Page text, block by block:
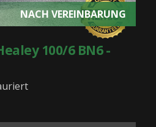
NACH VEREINBARUNG
100/6 BN6 -